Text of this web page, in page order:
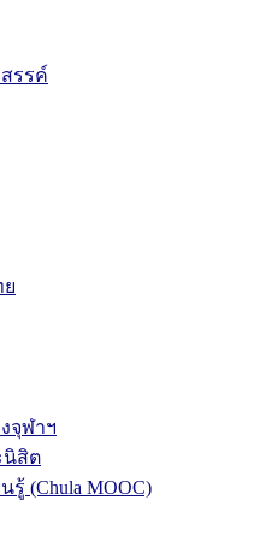
รรค์
จุฬาฯ
นิสิต
(Chula MOOC)